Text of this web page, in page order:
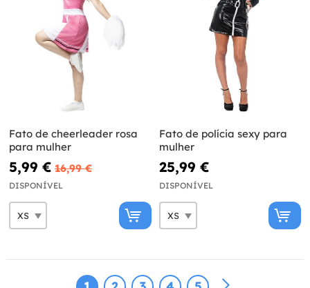
Fato de cheerleader rosa
para mulher
5,99 € 16,99 €
DISPONÍVEL
Fato de polícia sexy para
mulher
25,99 €
DISPONÍVEL